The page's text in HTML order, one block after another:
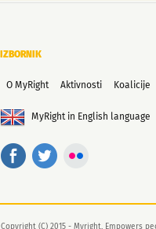
IZBORNIK
O MyRight Aktivnosti Koalicije
MyRight in English language
Copyright (C) 2015 - Myright, Empowers